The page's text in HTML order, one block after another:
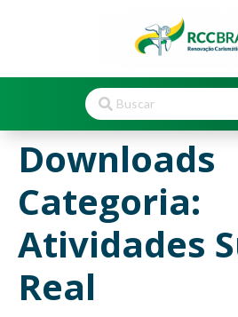
Downloads
Categoria:
Atividades
Real